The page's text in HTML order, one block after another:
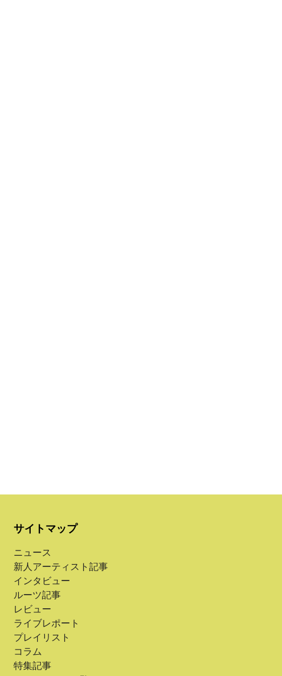
サイトマップ
ニュース
新人アーティスト記事
インタビュー
ルーツ記事
レビュー
ライブレポート
プレイリスト
コラム
特集記事